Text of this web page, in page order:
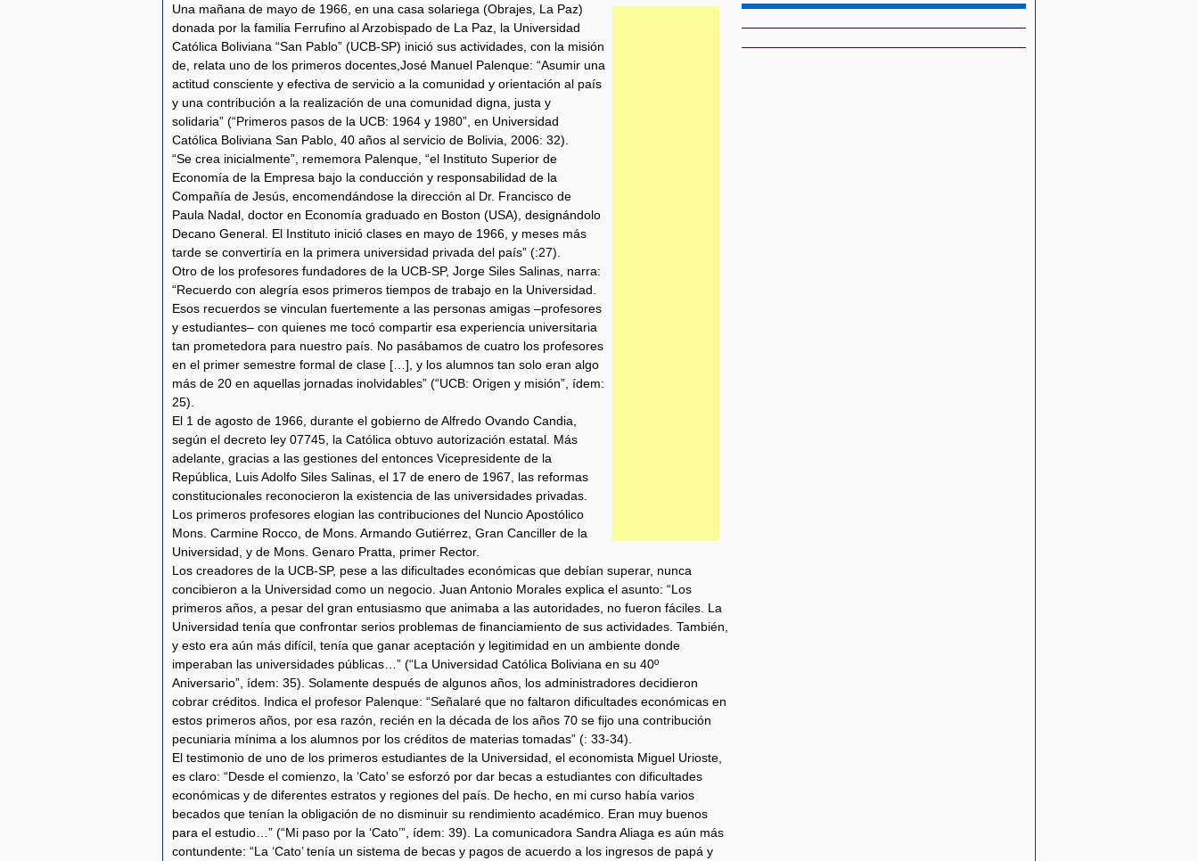
Una mañana de mayo de 1966, en una casa solariega (Obrajes, La Paz)
donada por la familia Ferrufino al Arzobispado de La Paz, la Universidad
Católica Boliviana “San Pablo” (UCB-SP) inició sus actividades, con la misión
de, relata uno de los primeros docentes,José Manuel Palenque: “Asumir una
actitud consciente y efectiva de servicio a la comunidad y orientación al país
y una contribución a la realización de una comunidad digna, justa y
solidaria” (“Primeros pasos de la UCB: 1964 y 1980”, en Universidad
Católica Boliviana San Pablo, 40 años al servicio de Bolivia, 2006: 32).
“Se crea inicialmente”, rememora Palenque, “el Instituto Superior de
Economía de la Empresa bajo la conducción y responsabilidad de la
Compañía de Jesús, encomendándose la dirección al Dr. Francisco de
Paula Nadal, doctor en Economía graduado en Boston (USA), designándolo
Decano General. El Instituto inició clases en mayo de 1966, y meses más
tarde se convertiría en la primera universidad privada del país” (:27).
Otro de los profesores fundadores de la UCB-SP, Jorge Siles Salinas, narra:
“Recuerdo con alegría esos primeros tiempos de trabajo en la Universidad.
Esos recuerdos se vinculan fuertemente a las personas amigas –profesores
y estudiantes– con quienes me tocó compartir esa experiencia universitaria
tan prometedora para nuestro país. No pasábamos de cuatro los profesores
en el primer semestre formal de clase […], y los alumnos tan solo eran algo
más de 20 en aquellas jornadas inolvidables” (“UCB: Origen y misión”, ídem:
25).
El 1 de agosto de 1966, durante el gobierno de Alfredo Ovando Candia,
según el decreto ley 07745, la Católica obtuvo autorización estatal. Más
adelante, gracias a las gestiones del entonces Vicepresidente de la
República, Luis Adolfo Siles Salinas, el 17 de enero de 1967, las reformas
constitucionales reconocieron la existencia de las universidades privadas.
Los primeros profesores elogian las contribuciones del Nuncio Apostólico
Mons. Carmine Rocco, de Mons. Armando Gutiérrez, Gran Canciller de la
Universidad, y de Mons. Genaro Pratta, primer Rector.
Los creadores de la UCB-SP, pese a las dificultades económicas que debían superar, nunca
concibieron a la Universidad como un negocio. Juan Antonio Morales explica el asunto: “Los
primeros años, a pesar del gran entusiasmo que animaba a las autoridades, no fueron fáciles. La
Universidad tenía que confrontar serios problemas de financiamiento de sus actividades. También,
y esto era aún más difícil, tenía que ganar aceptación y legitimidad en un ambiente donde
imperaban las universidades públicas…” (“La Universidad Católica Boliviana en su 40º
Aniversario”, ídem: 35). Solamente después de algunos años, los administradores decidieron
cobrar créditos. Indica el profesor Palenque: “Señalaré que no faltaron dificultades económicas en
estos primeros años, por esa razón, recién en la década de los años 70 se fijo una contribución
pecuniaria mínima a los alumnos por los créditos de materias tomadas” (: 33-34).
El testimonio de uno de los primeros estudiantes de la Universidad, el economista Miguel Urioste,
es claro: “Desde el comienzo, la ‘Cato’ se esforzó por dar becas a estudiantes con dificultades
económicas y de diferentes estratos y regiones del país. De hecho, en mi curso había varios
becados que tenían la obligación de no disminuir su rendimiento académico. Eran muy buenos
para el estudio…” (“Mi paso por la ‘Cato’”, ídem: 39). La comunicadora Sandra Aliaga es aún más
contundente: “La ‘Cato’ tenía un sistema de becas y pagos de acuerdo a los ingresos de papá y